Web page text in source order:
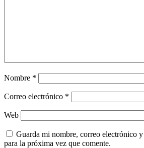
Nombre *
Correo electrónico *
Web
Guarda mi nombre, correo electrónico
para la próxima vez que comente.